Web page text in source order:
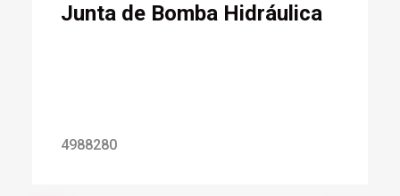
Junta de Bomba Hidráulica
4988280